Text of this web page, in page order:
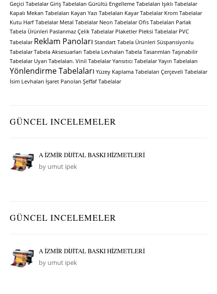
Geçici Tabelalar Giriş Tabelaları Gürültü Engelleme Tabelaları Işıklı Tabelalar
Kapalı Mekan Tabelaları Kayan Yazı Tabelaları Kayar Tabelalar Krom Tabelalar
Kutu Harf Tabelalar Metal Tabelalar Neon Tabelalar Ofis Tabelaları Parlak
Tabela Ürünleri Paslanmaz Çelik Tabelalar Plaketler Pleksi Tabelalar PVC
Tabelalar Reklam Panoları Standart Tabela Ürünleri Süspansiyonlu
Tabelalar Tabela Aksesuarları Tabela Levhaları Tabela Tasarımları Taşınabilir
Tabelalar Uyarı Tabelaları. Vinil Tabelalar Yansıtıcı Tabelalar Yayın Tabelaları
Yönlendirme Tabelaları Yüzey Kaplama Tabelaları Çerçeveli Tabelalar
İsim Levhaları İşaret Panoları Şeffaf Tabelalar
GÜNCEL INCELEMELER
A İZMİR DİJİTAL BASKI HİZMETLERİ
by umut ipek
GÜNCEL INCELEMELER
A İZMİR DİJİTAL BASKI HİZMETLERİ
by umut ipek